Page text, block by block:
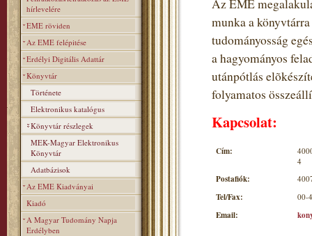
hírlevelére
EME röviden
Az EME felépitése
Erdélyi Digitális Adattár
Könyvtár
Története
Elektronikus katalógus
Könyvtár részlegek
MEK-Magyar Elektronikus
Könyvtár
Adatbázisok
Az EME Kiadványai
Kiadó
A Magyar Tudomány Napja
Erdélyben
Az EME
munka a
tudományosság
a hagyományos
utánpótlás
folyamatos
Kapcsolat:
Cím:
4
Postafiók:
Tel/Fax: 00-
Email: